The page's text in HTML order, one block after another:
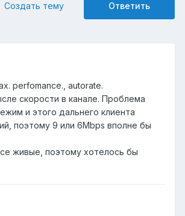
Ответить
Создать тему
perfomance., autorate.
скорости в канале. Проблема
и этого дальнего клиента
поэтому 9 или 6Mbps вполне бы
живые, поэтому хотелось бы